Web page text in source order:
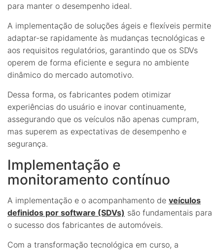
para manter o desempenho ideal.
A implementação de soluções ágeis e flexíveis permite
adaptar-se rapidamente às mudanças tecnológicas e
aos requisitos regulatórios, garantindo que os SDVs
operem de forma eficiente e segura no ambiente
dinâmico do mercado automotivo.
Dessa forma, os fabricantes podem otimizar
experiências do usuário e inovar continuamente,
assegurando que os veículos não apenas cumpram,
mas superem as expectativas de desempenho e
segurança.
Implementação e
monitoramento contínuo
A implementação e o acompanhamento de veículos
definidos por software (SDVs) são fundamentais para
o sucesso dos fabricantes de automóveis.
Com a transformação tecnológica em curso, a